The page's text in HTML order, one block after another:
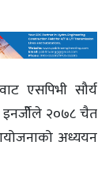
एसपिभी सौर्य
२०७८ चैत
अध्ययन